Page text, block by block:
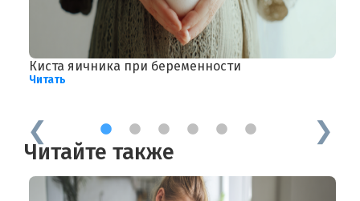
Киста яичника при беременности
Читать
1 2 3 4 5 6
Читайте также